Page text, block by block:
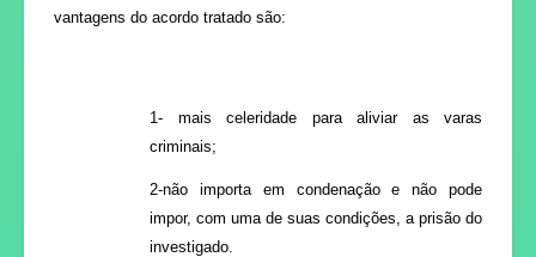
vantagens do acordo tratado são:
1- mais celeridade para aliviar as varas
criminais;
2-não importa em condenação e não pode
impor, com uma de suas condições, a prisão do
investigado.